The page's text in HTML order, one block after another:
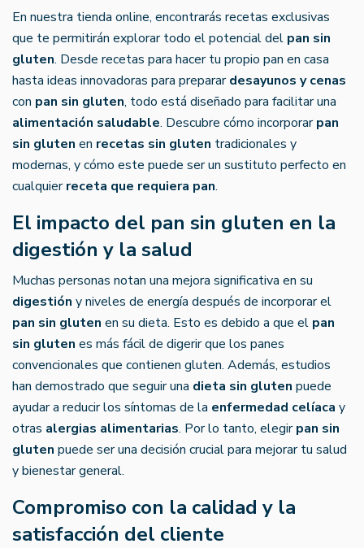
En nuestra tienda online, encontrarás recetas exclusivas
que te permitirán explorar todo el potencial del pan sin
gluten. Desde recetas para hacer tu propio pan en casa
hasta ideas innovadoras para preparardesayunos y cenas
con pan sin gluten, todo está diseñado para facilitar una
alimentación saludable. Descubre cómo incorporarpan
sin gluten en recetas sin gluten tradicionales y
modernas, y cómo este puede ser un sustituto perfecto en
cualquierreceta que requiera pan.
El impacto del pan sin gluten en la
digestión y la salud
Muchas personas notan una mejora significativa en su
digestión y niveles de energía después de incorporar el
pan sin gluten en su dieta. Esto es debido a que el pan
sin gluten es más fácil de digerir que los panes
convencionales que contienen gluten. Además, estudios
han demostrado que seguir una dieta sin gluten puede
ayudar a reducir los síntomas de la enfermedad celíaca y
otras alergias alimentarias. Por lo tanto, elegirpan sin
gluten puede ser una decisión crucial para mejorar tu salud
y bienestar general.
Compromiso con la calidad y la
satisfacción del cliente